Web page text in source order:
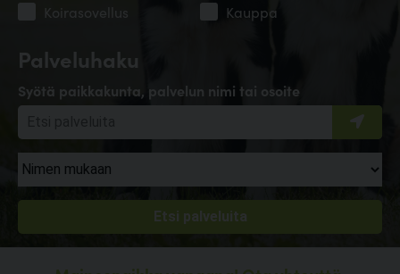
Palveluhaku
Syötä paikkakunta, palvelun nimi tai osoite
Koirasovellus
Kauppa